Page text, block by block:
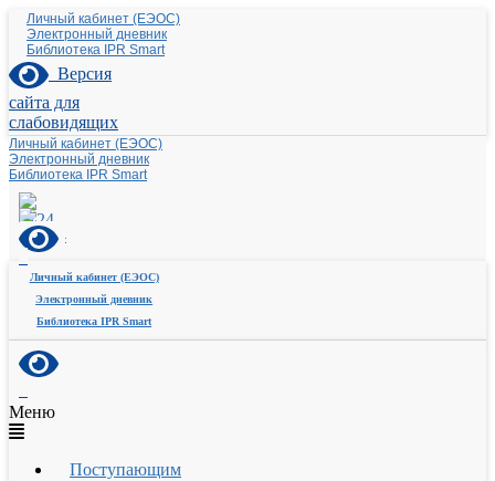
Личный кабинет (ЕЭОС)
Электронный дневник
Библиотека IPR Smart
Версия
сайта для
слабовидящих
Личный кабинет (ЕЭОС)
Электронный дневник
Библиотека IPR Smart
Личный кабинет (ЕЭОС)
Электронный дневник
Библиотека IPR Smart
Меню
Поступающим